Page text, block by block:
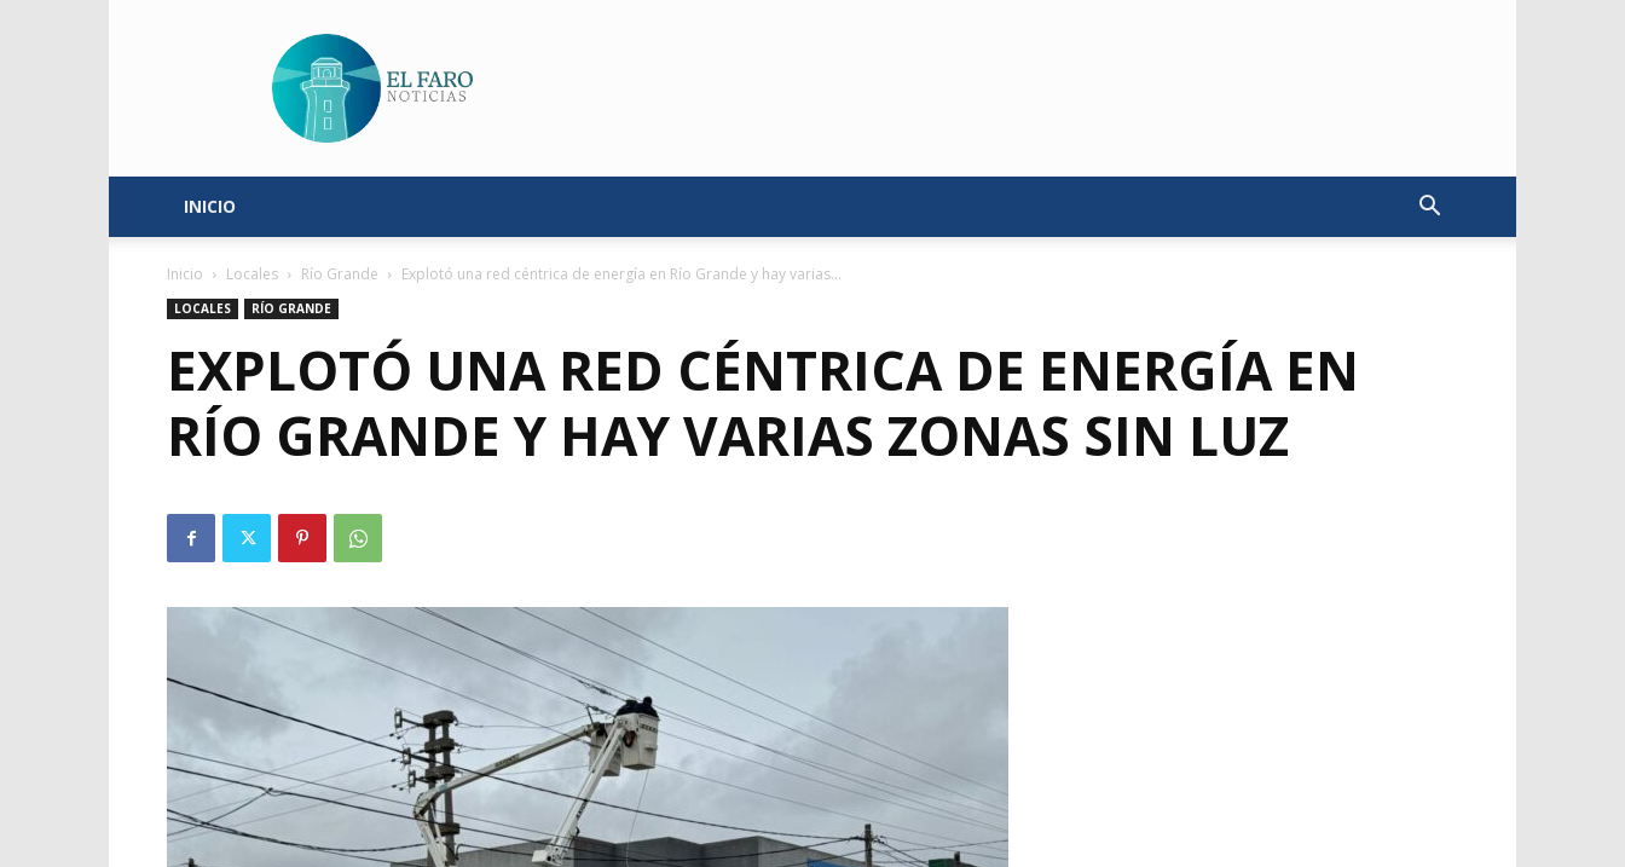
Faro
Noticias
INICIO
Inicio Locales Río Grande Explotó una red céntrica de energía en Río Grande y hay varias...
LOCALES RÍO GRANDE
EXPLOTÓ UNA RED CÉNTRICA DE ENERGÍA EN
RÍO GRANDE Y HAY VARIAS ZONAS SIN LUZ